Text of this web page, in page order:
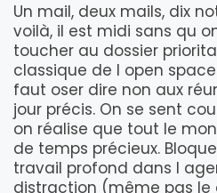
Un mail, deux mails, dix
voilà, il est midi sans qu
toucher au dossier
classique de l open
faut oser dire non aux
jour précis. On se sent
on réalise que tout le
de temps précieux.
travail profond dans l
distraction (même pas